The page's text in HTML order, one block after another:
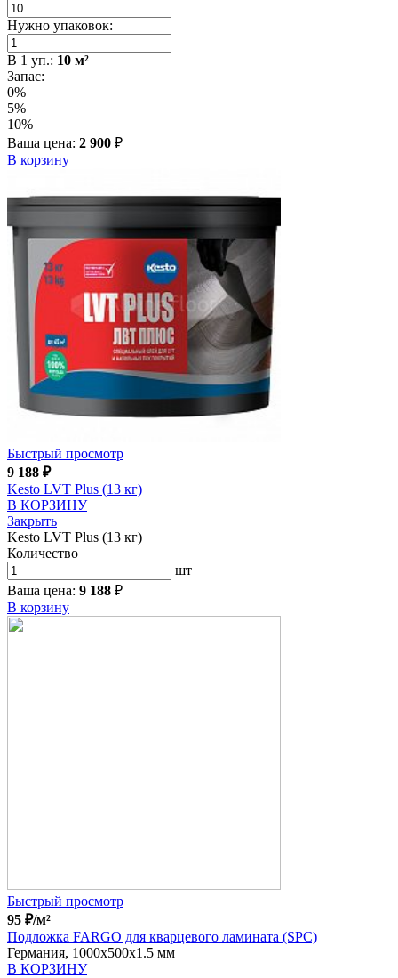
Нужно упаковок:
В 1 уп.: 10 м²
Запас:
0%
5%
10%
Ваша цена: 2 900 ₽
В корзину
Быстрый просмотр
9 188 ₽
Kesto LVT Plus (13 кг)
В КОРЗИНУ
Закрыть
Kesto LVT Plus (13 кг)
Количество
шт
Ваша цена: 9 188 ₽
В корзину
Быстрый просмотр
95 ₽/м²
Подложка FARGO для кварцевого ламината (SPC)
Германия, 1000x500x1.5 мм
В КОРЗИНУ